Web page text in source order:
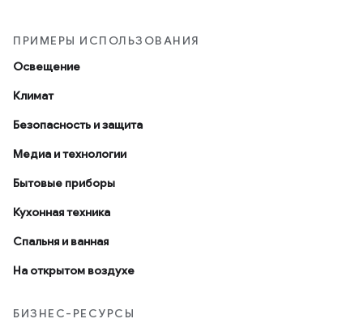
ПРИМЕРЫ ИСПОЛЬЗОВАНИЯ
Освещение
Климат
Безопасность и защита
Медиа и технологии
Бытовые приборы
Кухонная техника
Спальня и ванная
На открытом воздухе
БИЗНЕС-РЕСУРСЫ